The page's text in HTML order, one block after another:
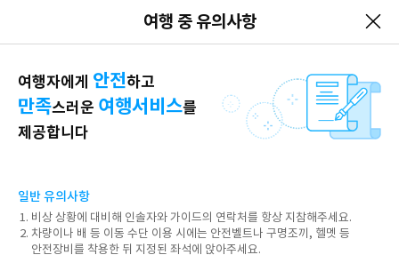
여행 중 유의사항
여행자에게 안전하고
만족스러운 여행서비스를
제공합니다
일반 유의사항
비상 상황에 대비해 인솔자와 가이드의 연락처를 항상 지참해주세요.
차량이나 배 등 이동 수단 이용 시에는 안전벨트나 구명조끼, 헬멧 등
안전장비를 착용한 뒤 지정된 좌석에 앉아주세요.